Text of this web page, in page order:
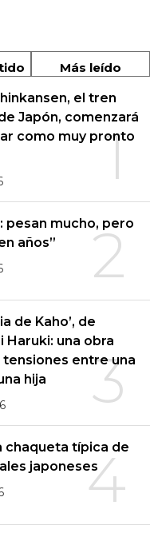
Más leído
1
el tren
de Japón, comenzará
como muy pronto
2
pesan mucho, pero
años”
3
de Kaho’, de
Haruki: una obra
tensiones entre una
hija
4
chaqueta típica de
japoneses